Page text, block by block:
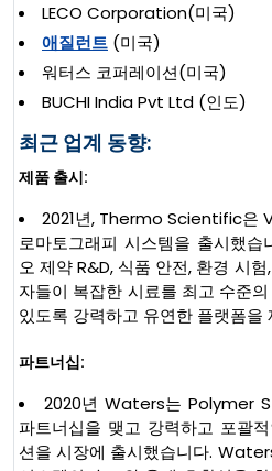
LECO Corporation(미국)
애질런트 (미국)
워터스 코퍼레이션(미국)
BUCHI India Pvt Ltd (인도)
최근 업계 동향:
제품 출시:
2021년, Thermo Scientific은
로마토그래피 시스템을 출시했
오 제약 R&D, 식품 안전, 환경 시
자들이 복잡한 시료를 최고 수준
있도록 강력하고 유연한 플랫폼을
파트너십:
2020년 Waters는 Polymer
파트너십을 맺고 강력하고 포괄
션을 시장에 출시했습니다.